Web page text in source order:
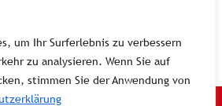
um Ihr Surferlebnis zu verbessern
zu analysieren. Wenn Sie auf
stimmen Sie der Anwendung von